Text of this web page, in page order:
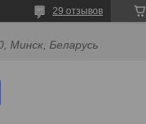
29 отзывов
Минск, Беларусь